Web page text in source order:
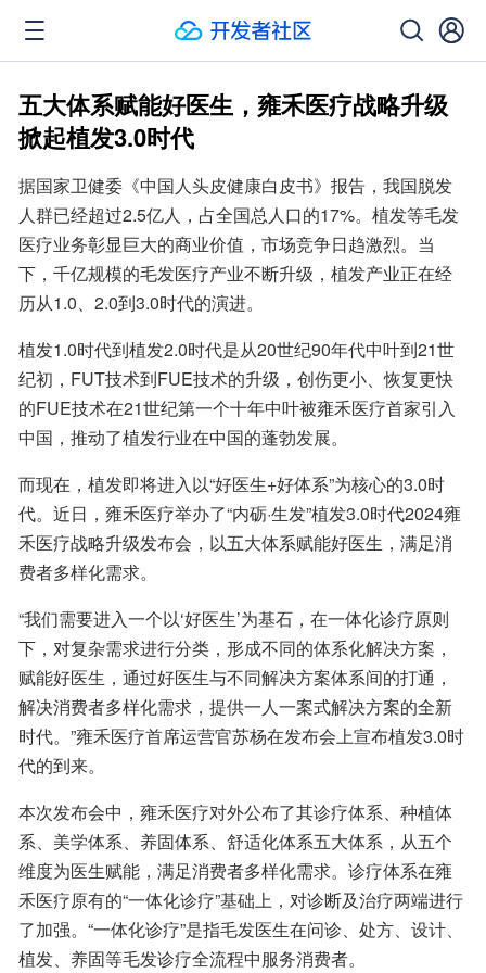
五大体系赋能好医生，雍禾医疗战略升级
掀起植发3.0时代
据国家卫健委《中国人头皮健康白皮书》报告，我国脱发
人群已经超过2.5亿人，占全国总人口的17%。植发等毛发
医疗业务彰显巨大的商业价值，市场竞争日趋激烈。当
下，千亿规模的毛发医疗产业不断升级，植发产业正在经
历从1.0、2.0到3.0时代的演进。
植发1.0时代到植发2.0时代是从20世纪90年代中叶到21世
纪初，FUT技术到FUE技术的升级，创伤更小、恢复更快
的FUE技术在21世纪第一个十年中叶被雍禾医疗首家引入
中国，推动了植发行业在中国的蓬勃发展。
而现在，植发即将进入以“好医生+好体系”为核心的3.0时
代。近日，雍禾医疗举办了“内砺·生发”植发3.0时代2024雍
禾医疗战略升级发布会，以五大体系赋能好医生，满足消
费者多样化需求。
“我们需要进入一个以‘好医生’为基石，在一体化诊疗原则
下，对复杂需求进行分类，形成不同的体系化解决方案，
赋能好医生，通过好医生与不同解决方案体系间的打通，
解决消费者多样化需求，提供一人一案式解决方案的全新
时代。”雍禾医疗首席运营官苏杨在发布会上宣布植发3.0时
代的到来。
本次发布会中，雍禾医疗对外公布了其诊疗体系、种植体
系、美学体系、养固体系、舒适化体系五大体系，从五个
维度为医生赋能，满足消费者多样化需求。诊疗体系在雍
禾医疗原有的“一体化诊疗”基础上，对诊断及治疗两端进行
了加强。“一体化诊疗”是指毛发医生在问诊、处方、设计、
植发、养固等毛发诊疗全流程中服务消费者。